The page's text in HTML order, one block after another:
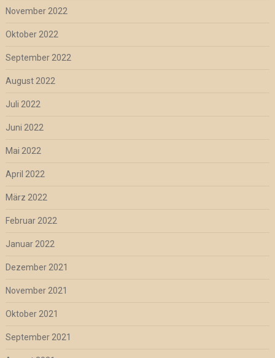
November 2022
Oktober 2022
September 2022
August 2022
Juli 2022
Juni 2022
Mai 2022
April 2022
März 2022
Februar 2022
Januar 2022
Dezember 2021
November 2021
Oktober 2021
September 2021